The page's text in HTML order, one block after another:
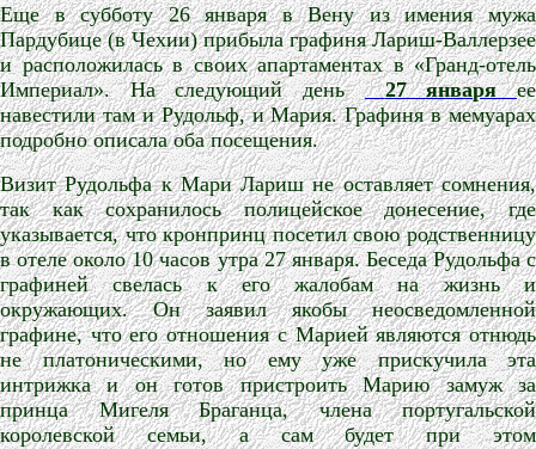
Еще в субботу 26 января в Вену из имения мужа
Пардубице (в Чехии) прибыла графиня Лариш-Валлерзее
и расположилась в своих апартаментах в «Гранд-отель
Империал». На следующий день
27 январяее
навестили там и Рудольф, и Мария. Графиня в мемуарах
подробно описала оба посещения.
Визит Рудольфа к Мари Лариш не оставляет сомнения,
так как сохранилось полицейское донесение, где
указывается, что кронпринц посетил свою родственницу
в отеле около 10 часов утра 27 января. Беседа Рудольфа с
графиней свелась к его жалобам на жизнь и
окружающих. Он заявил якобы неосведомленной
графине, что его отношения с Марией являются отнюдь
не платоническими, но ему уже прискучила эта
интрижка и он готов пристроить Марию замуж за
принца Мигеля Браганца, члена португальской
королевской семьи, а сам будет при этом